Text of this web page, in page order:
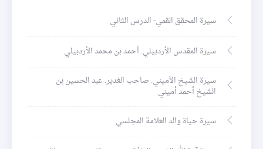
سيرة المحقق القمي- الدرس الثاني
سيرة المقدس الأردبيلي. أحمد بن محمد الأردبيلي
سيرة الشيخ الأميني. صاحب الغدير. عبد الحسين بن
الشيخ أحمد أميني
سيرة حياة والد العلامة المجلسي